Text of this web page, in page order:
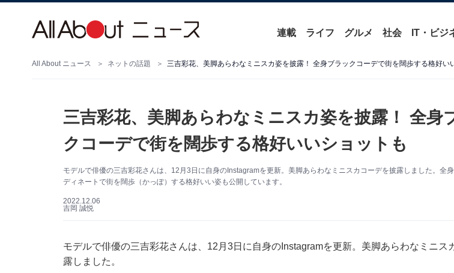
連載 ライフ グルメ 社会 IT・ビジ
All About ニュース ネットの話題 三吉彩花、美脚あらわなミニスカ姿を披露！ 全身ブラックコーデで街を闊歩する格好い
三吉彩花、美脚あらわなミニスカ姿を披露！ 全身
クコーデで街を闊歩する格好いいショットも
モデルで俳優の三吉彩花さんは、12月3日に自身のInstagramを更新。美脚あらわなミニスカコーデを披露しました。全
ディネートで街を闊歩（かっぽ）する格好いい姿も公開しています。
2022.12.06
吉岡 誠悦
モデルで俳優の三吉彩花さんは、12月3日に自身のInstagramを更新。美脚あらわなミニス
露しました。